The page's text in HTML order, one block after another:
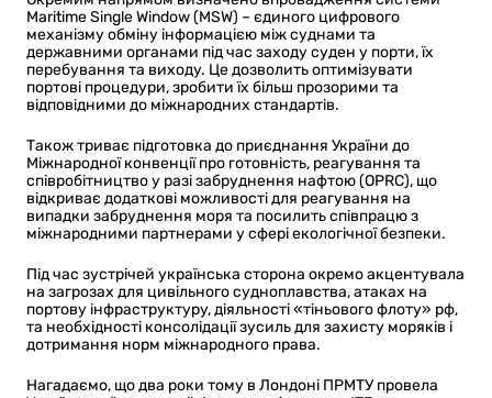
Maritime Single Window (MSW) – єдиного цифрового
механізму обміну інформацією між суднами та
державними органами під час заходу суден у порти, їх
перебування та виходу. Це дозволить оптимізувати
портові процедури, зробити їх більш прозорими та
відповідними до міжнародних стандартів.
Також триває підготовка до приєднання України до
Міжнародної конвенції про готовність, реагування та
співробітництво у разі забруднення нафтою (OPRC), що
відкриває додаткові можливості для реагування на
випадки забруднення моря та посилить співпрацю з
міжнародними партнерами у сфері екологічної безпеки.
Під час зустрічей українська сторона окремо акцентувала
на загрозах для цивільного судноплавства, атаках на
портову інфраструктуру, діяльності «тіньового флоту» рф,
та необхідності консолідації зусиль для захисту моряків і
дотримання норм міжнародного права.
Нагадаємо, що два роки тому в Лондоні ПРМТУ провела